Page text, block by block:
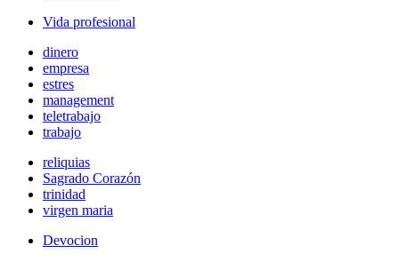
Vida profesional
dinero
empresa
estres
management
teletrabajo
trabajo
reliquias
Sagrado Corazón
trinidad
virgen maria
Devocion